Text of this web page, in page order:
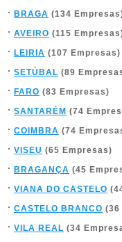
BRAGA (134
AVEIRO (115
LEIRIA (107 Empresas)
SETÚBAL (89
FARO (83 Empresas)
SANTARÉM (74
COIMBRA (74
VISEU (65 Empresas)
BRAGANÇA (45
VIANA DO CASTELO
CASTELO BRANCO (36
VILA REAL (34